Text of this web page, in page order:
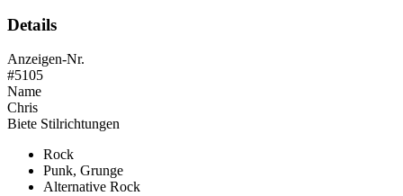
Details
Anzeigen-Nr.
#5105
Name
Chris
Biete Stilrichtungen
Rock
Punk, Grunge
Alternative Rock